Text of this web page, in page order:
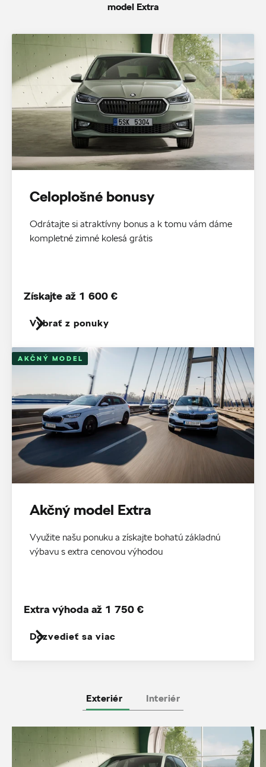
model Extra
Celoplošné bonusy
Odrátajte si atraktívny bonus a k tomu vám dáme
kompletné zimné kolesá grátis
Vybrať z ponuky
Získajte až 1 600 €
AKČNÝ MODEL
Akčný model Extra
Využite našu ponuku a získajte bohatú základnú
výbavu s extra cenovou výhodou
Dozvedieť sa viac
Extra výhoda až 1 750 €
Exteriér Interiér